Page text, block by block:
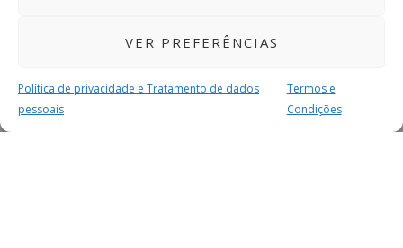
VER PREFERÊNCIAS
Política de privacidade e Tratamento de dados
pessoais
Termos e
Condições